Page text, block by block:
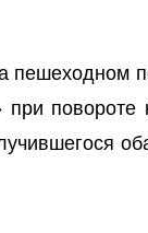
пешеходном
повороте